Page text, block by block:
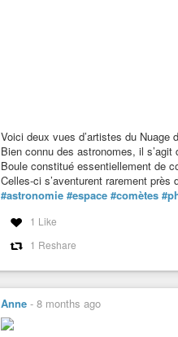
Voici deux vues d’artistes du Nuage
Bien connu des astronomes, il
Boule constitué essentiellement de
Celles-ci s’aventurent rarement près
#astronomie #espace #comètes
1 Like
1 Reshare
Anne - 8 months ago